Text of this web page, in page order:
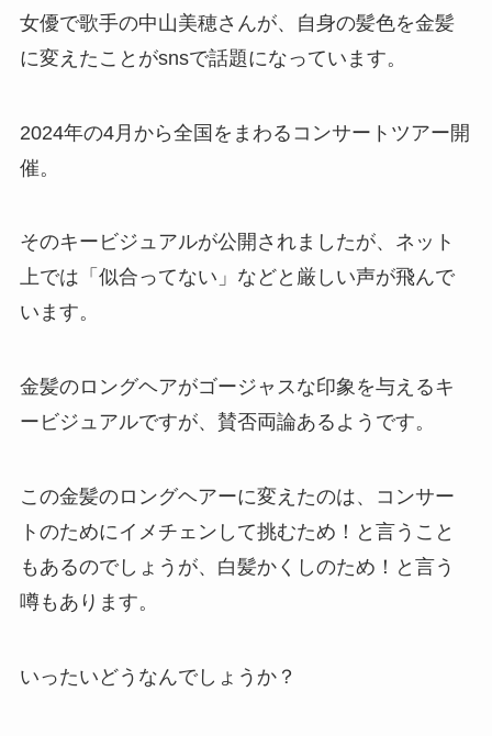
女優で歌手の中山美穂さんが、自身の髪色を金髪
に変えたことがsnsで話題になっています。
2024年の4月から全国をまわるコンサートツアー開
催。
そのキービジュアルが公開されましたが、ネット
上では「似合ってない」などと厳しい声が飛んで
います。
金髪のロングヘアがゴージャスな印象を与えるキ
ービジュアルですが、賛否両論あるようです。
この金髪のロングヘアーに変えたのは、コンサー
トのためにイメチェンして挑むため！と言うこと
もあるのでしょうが、白髪かくしのため！と言う
噂もあります。
いったいどうなんでしょうか？